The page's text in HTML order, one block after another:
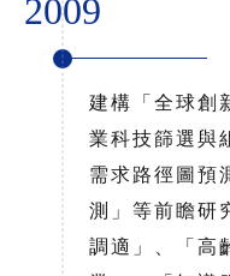
2009
建構「全球創
業科技篩選與
需求路徑圖預
測」等前瞻研
調適」、「高